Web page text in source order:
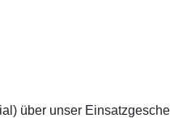
über unser